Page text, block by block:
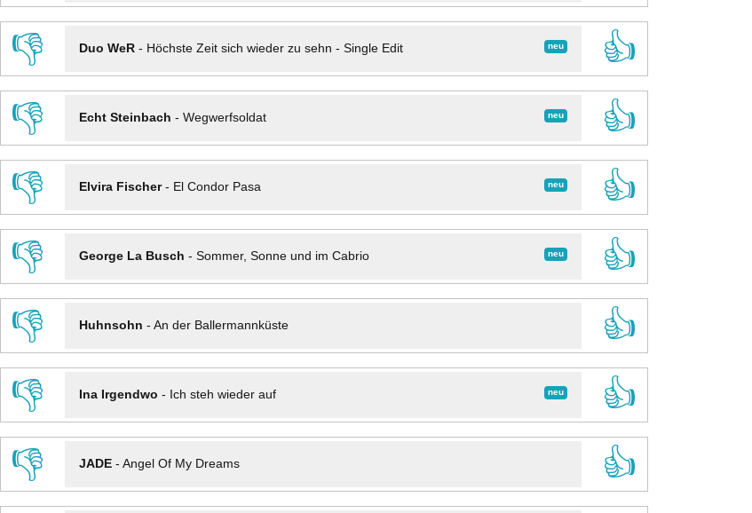
👎
neu
Duo WeR- Höchste Zeit sich wieder zu sehn - Single Edit
👍
👎
neu
Echt Steinbach - Wegwerfsoldat
👍
👎
neu
Elvira Fischer- El Condor Pasa
👍
👎
neu
George La Busch - Sommer, Sonne und im Cabrio
👍
👎
Huhnsohn - An der Ballermannküste
👍
👎
neu
Ina Irgendwo - Ich steh wieder auf
👍
👎
JADE- Angel Of My Dreams
👍